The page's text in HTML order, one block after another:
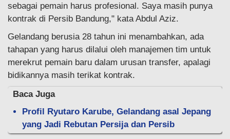
sebagai pemain harus profesional. Saya masih punya
kontrak di Persib Bandung," kata Abdul Aziz.
Gelandang berusia 28 tahun ini menambahkan, ada
tahapan yang harus dilalui oleh manajemen tim untuk
merekrut pemain baru dalam urusan transfer, apalagi
bidikannya masih terikat kontrak.
Baca Juga
Profil Ryutaro Karube, Gelandang asal Jepang
yang Jadi Rebutan Persija dan Persib